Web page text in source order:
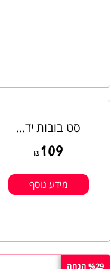
סט בובות יד...
₪ 109
מידע נוסף
%29 הנחה